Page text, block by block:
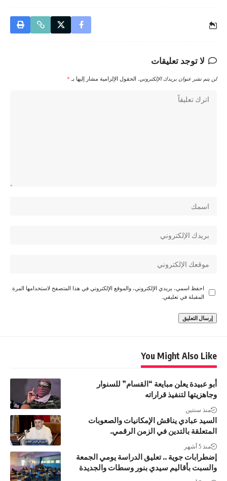
لا توجد تعليقات
لن يتم نشر عنوان بريدك الإلكتروني. الحقول الإلزامية مشار إليها بـ *
احفظ اسمي، بريدي الإلكتروني، والموقع الإلكتروني في هذا المتصفح لاستخدامها المرة
المقبلة في تعليقي.
You Might Also Like
أبو عبيدة يعلن مبايعة “القسام” للسنوار
وجاهزيتها لتنفيذ قراراته
منذ سنتين
السيد عبادي يناقش الإمكانيات والصعوبات
المتعلقة بالتدين في الزمن الرقمي.
منذ 5 أشهر
إضطرابات جوية .. تعليق الدراسة يومي الجمعة
والسبت بأقاليم سيدي بنور وسطات والجديدة